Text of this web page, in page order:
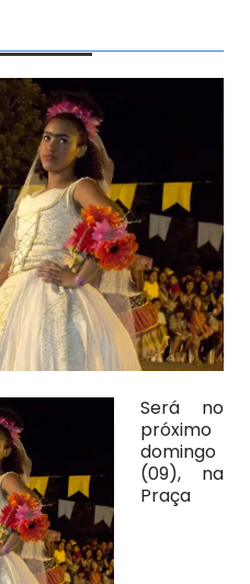
Será no
próximo
domingo
(09), na
Praça